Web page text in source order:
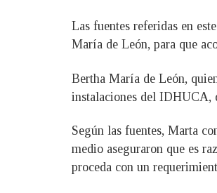
Las fuentes referidas en
María de León, para que
Bertha María de León,
instalaciones del IDHUCA,
Según las fuentes, Marta
medio aseguraron que es
proceda con un